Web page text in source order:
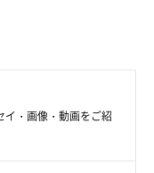
取り合いになりそうな
イ・画像・動画をご紹